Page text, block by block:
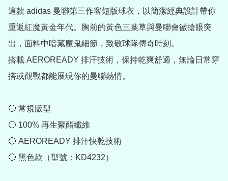
這款 adidas 曼聯第三作客短版球衣，以簡潔經典設計帶你
重返紅魔黃金年代。胸前的黃色三葉草與曼聯會徽搶眼突
出，面料中暗藏魔鬼細節，致敬球隊傳奇時刻。
搭載 AEROREADY 排汗技術，保持乾爽舒適，無論日常穿
搭或觀戰都能展現你的曼聯熱情。
🔴 常規版型
🔴 100% 再生聚酯纖維
🔴 AEROREADY 排汗快乾技術
🔴 黑色款（型號：KD4232）